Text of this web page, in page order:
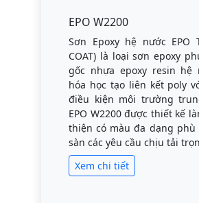
EPO W2200
Sơn Epoxy hệ nước EPO
COAT) là loại sơn epoxy
gốc nhựa epoxy resin hệ
hóa học tạo liên kết poly
điều kiện môi trường
EPO W2200 được thiết kế
thiện có màu đa dạng
sàn các yêu cầu chịu tải
Xem chi tiết